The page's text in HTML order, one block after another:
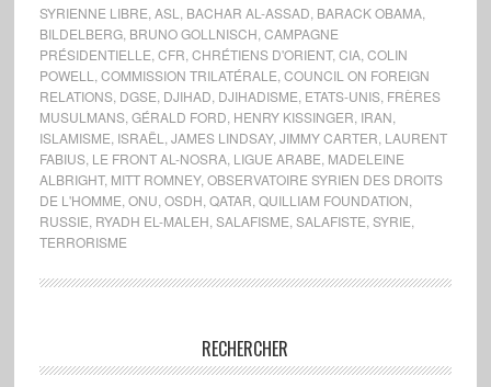
SYRIENNE LIBRE ASL BACHAR AL-ASSAD BARACK OBAMA,
BILDELBERG, BRUNO GOLLNISCH CAMPAGNE
PRÉSIDENTIELLE CFR CHRÉTIENS D'ORIENT, CIA, COLIN
POWELL
COMMISSION TRILATÉRALE COUNCIL ON FOREIGN
RELATIONS, DGSE DJIHAD DJIHADISME ETATS-UNIS, FRÈRES
MUSULMANS, GÉRALD FORD HENRY KISSINGER IRAN
ISLAMISME ISRAËL JAMES LINDSAY, JIMMY CARTER LAURENT
FABIUS, LE FRONT AL-NOSRA, LIGUE ARABE MADELEINE
ALBRIGHT, MITT ROMNEY, OBSERVATOIRE SYRIEN DES DROITS
DE L'HOMME ONU OSDH QATAR QUILLIAM FOUNDATION
RUSSIE RYADH EL-MALEH SALAFISME SALAFISTE SYRIE
TERRORISME
RECHERCHER